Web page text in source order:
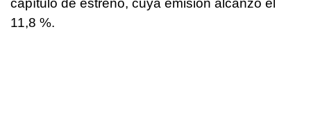
capítulo de estreno, cuya emisión alcanzó el
11,8 %.